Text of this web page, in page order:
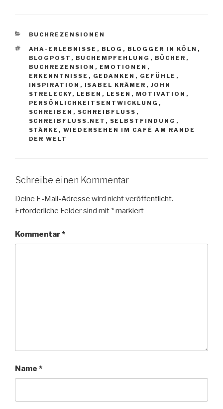
KATEGORIEN
BUCHREZENSIONEN
SCHLAGWÖRTER
AHA-ERLEBNISSE , BLOG , BLOGGER IN KÖLN ,
BLOGPOST , BUCHEMPFEHLUNG , BÜCHER ,
BUCHREZENSION , EMOTIONEN ,
ERKENNTNISSE , GEDANKEN , GEFÜHLE ,
INSPIRATION , ISABEL KRÄMER , JOHN
STRELECKY, LEBEN , LESEN , MOTIVATION ,
PERSÖNLICHKEITSENTWICKLUNG ,
SCHREIBEN , SCHREIBFLUSS ,
SCHREIBFLUSS.NET , SELBSTFINDUNG ,
STÄRKE , WIEDERSEHEN IM CAFÉ AM RANDE
DER WELT
Schreibe einen Kommentar
Deine E-Mail-Adresse wird nicht veröffentlicht.
Erforderliche Felder sind mit *markiert
Kommentar*
Name *